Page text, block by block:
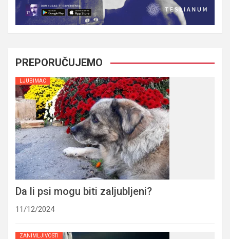
PREPORUČUJEMO
LJUBIMAC
Da li psi mogu biti zaljubljeni?
11/12/2024
ZANIMLJIVOSTI